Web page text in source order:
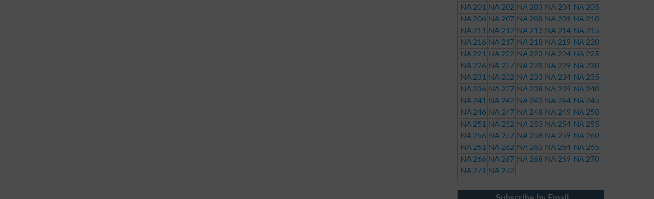
NA 201
NA 202 NA 203 NA 204 NA 205
NA 206 NA 207 NA 208 NA 209 NA 210
NA 211
NA 212 NA 213 NA 214 NA 215
NA 216 NA 217 NA 218 NA 219 NA 220
NA 221
NA 222 NA 223 NA 224 NA 225
NA 226 NA 227 NA 228 NA 229 NA 230
NA 231
NA 232 NA 233 NA 234 NA 235
NA 236 NA 237 NA 238 NA 239 NA 240
NA 241
NA 242 NA 243 NA 244 NA 245
NA 246 NA 247 NA 248 NA 249 NA 250
NA 251
NA 252 NA 253 NA 254 NA 255
NA 256 NA 257 NA 258 NA 259 NA 260
NA 261
NA 262 NA 263 NA 264 NA 265
NA 266 NA 267 NA 268 NA 269 NA 270
NA 271
NA 272